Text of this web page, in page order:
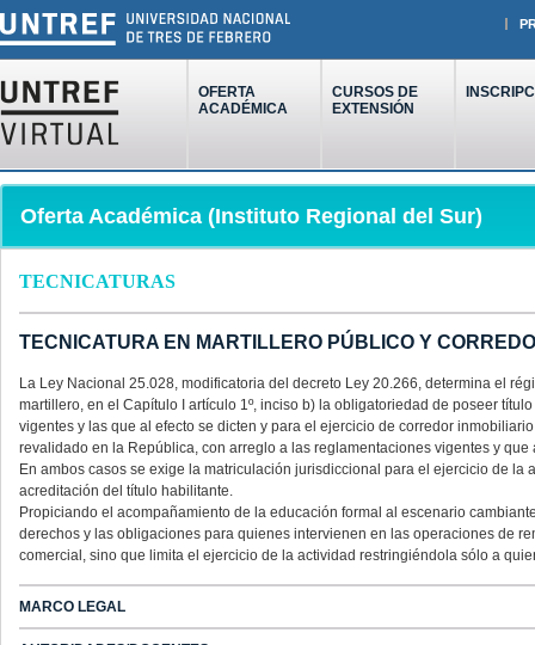
OFERTA
ACADÉMICA
CURSOS DE
EXTENSIÓN
Oferta Académica (Instituto Regional del Sur)
TECNICATURAS
TECNICATURA EN MARTILLERO PÚBLICO Y
La Ley Nacional 25.028, modificatoria del decreto Ley 20.266, determina el
martillero, en el Capítulo I artículo 1º, inciso b) la obligatoriedad de poseer
vigentes y las que al efecto se dicten y para el ejercicio de corredor
revalidado en la República, con arreglo a las reglamentaciones vigentes y que
En ambos casos se exige la matriculación jurisdiccional para el ejercicio de
acreditación del título habilitante.
Propiciando el acompañamiento de la educación formal al escenario
derechos y las obligaciones para quienes intervienen en las operaciones de
comercial, sino que limita el ejercicio de la actividad restringiéndola sólo a
MARCO LEGAL